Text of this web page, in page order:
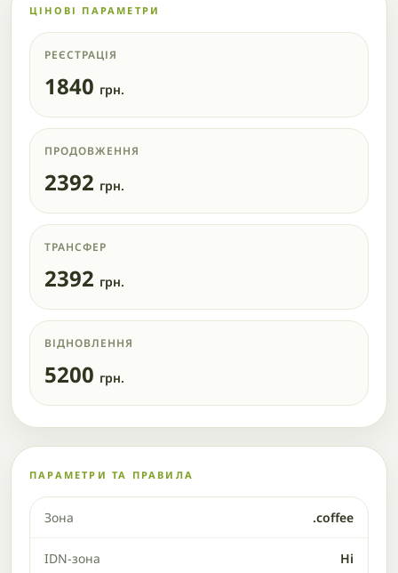
ЦІНОВІ ПАРАМЕТРИ
РЕЄСТРАЦІЯ
1840 грн.
ПРОДОВЖЕННЯ
2392 грн.
ТРАНСФЕР
2392 грн.
ВІДНОВЛЕННЯ
5200 грн.
ПАРАМЕТРИ ТА ПРАВИЛА
Зона .coffee
IDN-зона Ні